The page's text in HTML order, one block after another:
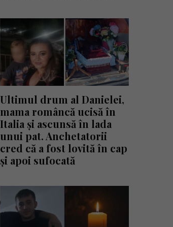
Ultimul drum al Danielei,
mama româncă ucisă în
Italia și ascunsă în lada
unui pat. Anchetatorii
cred că a fost lovită în cap
și apoi sufocată